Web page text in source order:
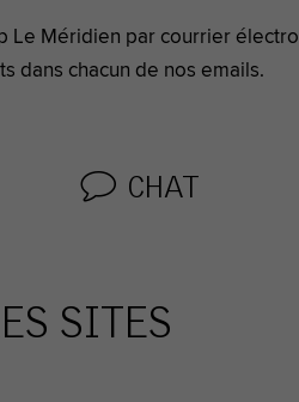
Méridien par courrier
dans chacun de nos emails.
CHAT
SITES